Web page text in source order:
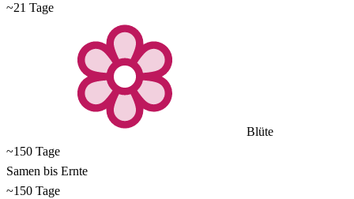
~21 Tage
Blüte
~150 Tage
Samen bis Ernte
~150 Tage